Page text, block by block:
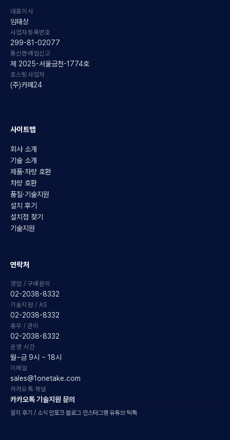
대표이사
임태상
사업자등록번호
299-81-02077
통신판매업신고
제 2025-서울금천-1774호
호스팅사업자
(주)카페24
사이트맵
회사 소개
기술 소개
제품·차량 호환
차량 호환
품질·기술지원
설치 후기
설치점 찾기
기술지원
연락처
영업 / 구매문의
02-2038-8332
기술지원 / AS
02-2038-8332
총무 / 관리
02-2038-8332
운영 시간
월~금 9시 ~ 18시
이메일
sales@1onetake.com
카카오톡 채널
카카오톡 기술지원 문의
설치 후기 / 소식 인포크·블로그·인스타그램·유튜브·틱톡